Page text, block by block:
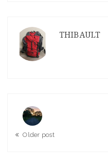
THIBAULT
Older post